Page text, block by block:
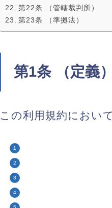
第22条 （管轄裁判所）
第23条 （準拠法）
第1条 （定義）
この利用規約におい